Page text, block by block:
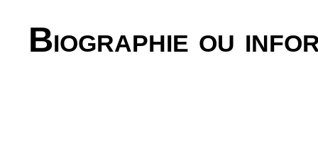
Biographie ou